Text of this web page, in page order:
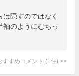
隠すのではなく
袖のようにむちっ
すすめコメント (1 件) >